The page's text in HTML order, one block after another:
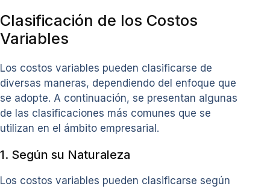
Clasificación de los Costos
Variables
Los costos variables pueden clasificarse de
diversas maneras, dependiendo del enfoque que
se adopte. A continuación, se presentan algunas
de las clasificaciones más comunes que se
utilizan en el ámbito empresarial.
1. Según su Naturaleza
Los costos variables pueden clasificarse según